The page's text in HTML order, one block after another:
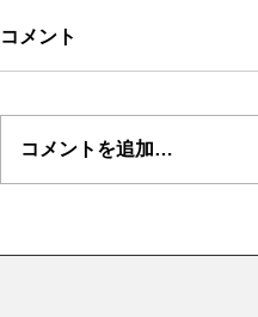
コメント
コメントを追加…